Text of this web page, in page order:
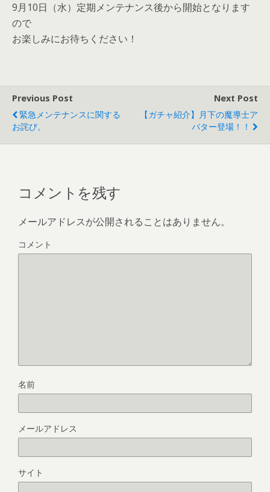
9月10日（水）定期メンテナンス後から開始となります
ので
お楽しみにお待ちください！
Previous Post
緊急メンテナンスに関する
お詫び。
Next Post
【ガチャ紹介】月下の魔導士ア
バター登場！！
コメントを残す
メールアドレスが公開されることはありません。
コメント
名前
メールアドレス
サイト